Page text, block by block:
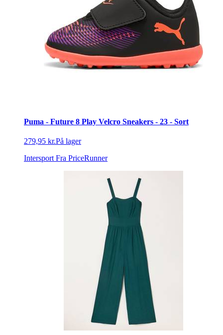
Puma - Future 8 Play Velcro Sneakers - 23 - Sort
279,95 kr.På lager
Intersport Fra PriceRunner